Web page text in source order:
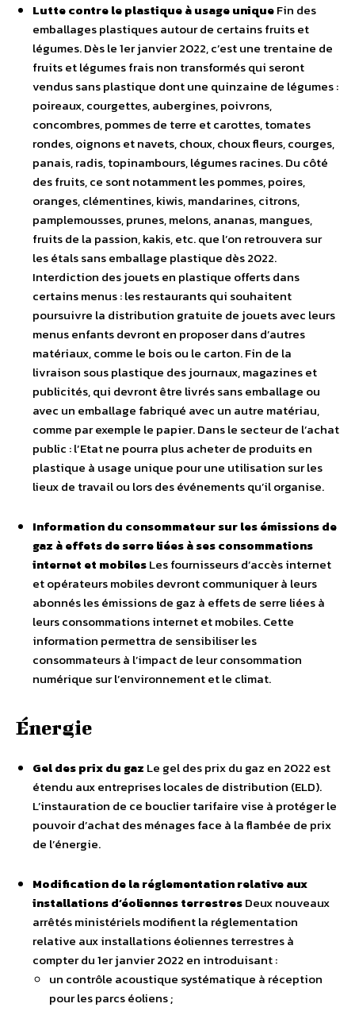
Lutte contre le plastique à usage uniqueFin des
emballages plastiques autour de certains fruits et
légumes. Dès le 1er janvier 2022, c’est une trentaine de
fruits et légumes frais non transformés qui seront
vendus sans plastique dont une quinzaine de légumes :
poireaux, courgettes, aubergines, poivrons,
concombres, pommes de terre et carottes, tomates
rondes, oignons et navets, choux, choux fleurs, courges,
panais, radis, topinambours, légumes racines. Du côté
des fruits, ce sont notamment les pommes, poires,
oranges, clémentines, kiwis, mandarines, citrons,
pamplemousses, prunes, melons, ananas, mangues,
fruits de la passion, kakis, etc. que l’on retrouvera sur
les étals sans emballage plastique dès 2022.
Interdiction des jouets en plastique offerts dans
certains menus : les restaurants qui souhaitent
poursuivre la distribution gratuite de jouets avec leurs
menus enfants devront en proposer dans d’autres
matériaux, comme le bois ou le carton. Fin de la
livraison sous plastique des journaux, magazines et
publicités, qui devront être livrés sans emballage ou
avec un emballage fabriqué avec un autre matériau,
comme par exemple le papier. Dans le secteur de l’achat
public : l’Etat ne pourra plus acheter de produits en
plastique à usage unique pour une utilisation sur les
lieux de travail ou lors des événements qu’il organise.
Information du consommateur sur les émissions de
gaz à effets de serre liées à ses consommations
internet et mobilesLes fournisseurs d’accès internet
et opérateurs mobiles devront communiquer à leurs
abonnés les émissions de gaz à effets de serre liées à
leurs consommations internet et mobiles. Cette
information permettra de sensibiliser les
consommateurs à l’impact de leur consommation
numérique sur l’environnement et le climat.
Énergie
Gel des prix du gaz Le gel des prix du gaz en 2022 est
étendu aux entreprises locales de distribution (ELD).
L’instauration de ce bouclier tarifaire vise à protéger le
pouvoir d’achat des ménages face à la flambée de prix
de l’énergie.
Modification de la réglementation relative aux
installations d’éoliennes terrestresDeux nouveaux
arrêtés ministériels modifient la réglementation
relative aux installations éoliennes terrestres à
compter du 1er janvier 2022 en introduisant :
un contrôle acoustique systématique à réception
pour les parcs éoliens ;